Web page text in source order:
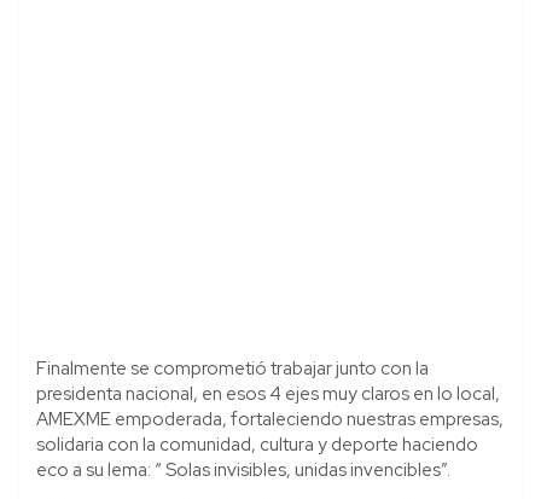
Finalmente se comprometió trabajar junto con la
presidenta nacional, en esos 4 ejes muy claros en lo local,
AMEXME empoderada, fortaleciendo nuestras empresas,
solidaria con la comunidad, cultura y deporte haciendo
eco a su lema: “ Solas invisibles, unidas invencibles”.